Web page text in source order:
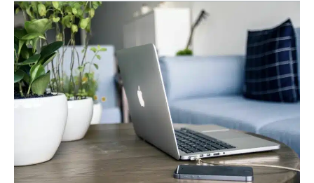
Comment
mettre
en
place
la
sobriété
numérique
conseils
clés